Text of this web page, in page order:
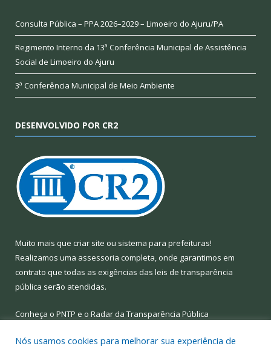
Consulta Pública – PPA 2026–2029 – Limoeiro do Ajuru/PA
Regimento Interno da 13ª Conferência Municipal de Assistência
Social de Limoeiro do Ajuru
3ª Conferência Municipal de Meio Ambiente
DESENVOLVIDO POR CR2
Muito mais que criar site ou sistema para prefeituras!
Realizamos uma assessoria completa, onde garantimos em
contrato que todas as exigências das leis de transparência
pública serão atendidas.
Conheça o PNTP e o Radar da Transparência Pública
Nós usamos cookies para melhorar sua experiência de